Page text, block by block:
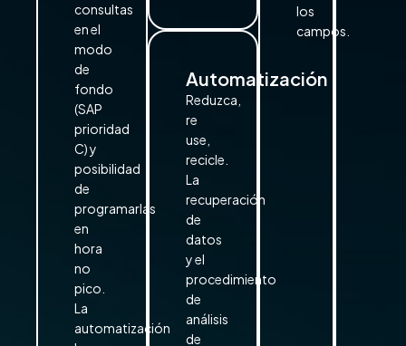
consultas
en el
modo
de
fondo
(SAP
prioridad
C) y
posibilidad
de
programarlas
en
hora
no
pico.
La
automatización
Automatización
Reduzca,
re
use,
recicle.
La
recuperación
de
datos
y el
procedimiento
de
análisis
de
los
campos.